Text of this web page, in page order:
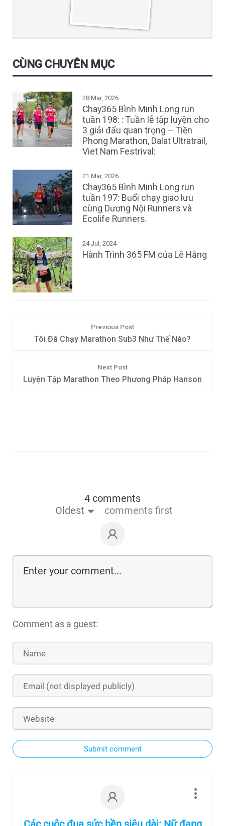
CÙNG CHUYÊN MỤC
28 Mar, 2026
Chay365 Bình Minh Long run
tuần 198: : Tuần lễ tập luyện cho
3 giải đấu quan trọng – Tiền
Phong Marathon, Dalat Ultratrail,
Viet Nam Festrival:
21 Mar, 2026
Chay365 Bình Minh Long run
tuần 197: Buổi chạy giao lưu
cùng Dương Nội Runners và
Ecolife Runners.
24 Jul, 2024
Hành Trình 365 FM của Lê Hằng
Previous Post
Tôi Đã Chạy Marathon Sub3 Như Thế Nào?
Next Post
Luyện Tập Marathon Theo Phương Pháp Hanson
4 comments
Oldest
comments first
Comment as a guest:
Submit comment